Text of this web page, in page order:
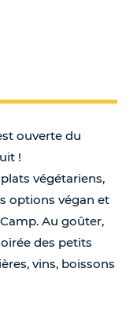
ouverte du
!
végétariens,
options végan et
Au goûter,
des petits
vins, boissons